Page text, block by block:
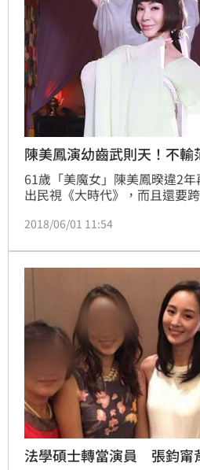
陳美鳳演幼齒武則天！不輸
61歲「美魔女」陳美鳳暌違2
出民視《大時代》，而且還要
艷，不僅小露乳溝，外加妹妹
露」，完全不輸范冰冰的「武
2018/06/01 11:54
法學碩士轉當演員 張鈞甯